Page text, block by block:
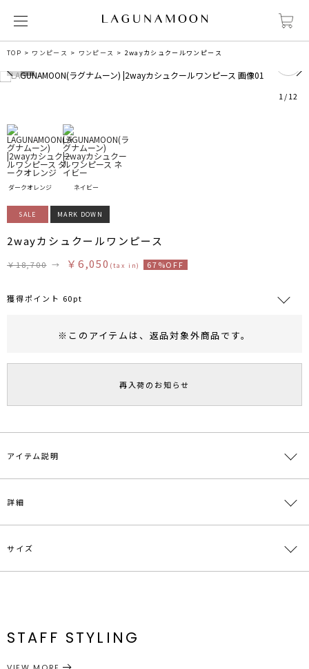
TOP ワンピース ワンピース 2wayカシュクールワンピース
1 /12
ダークオレンジ ネイビー
SALE MARK DOWN
2wayカシュクールワンピース
￥18,700 → ￥6,050 (tax in) 67%OFF
獲得ポイント 60pt
旧 MS PASSPORTポイント
60ポイント獲得
ポイントについて
※このアイテムは、 返品対象外商品です。
再入荷のお知らせ
アイテム説明
【商品コメント】カシュクールワンピース・クルーネックワンピース
と二通りのワンピースとして。また、やや厚手の素材を使用している
のでガウンのように羽織りとしてもお使いいただけます。春らしいラ
レーヨン、ポリエステル
詳細
素材
ワンピース
サイズ
STAFF STYLING